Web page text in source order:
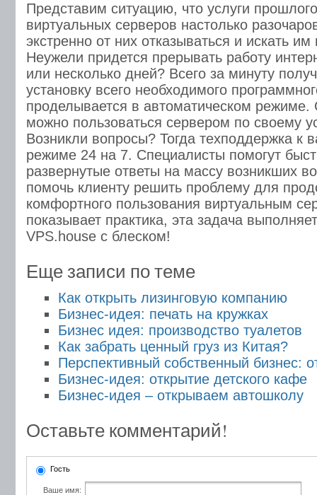
Представим ситуацию, что услуги
виртуальных серверов настолько
экстренно от них отказываться и искать
Неужели придется прерывать работу
или несколько дней? Всего за минуту
установку всего необходимого
проделывается в автоматическом режиме.
можно пользоваться сервером по своему
Возникли вопросы? Тогда техподдержка к
режиме 24 на 7. Специалисты помогут
развернутые ответы на массу возникших
помочь клиенту решить проблему для
комфортного пользования виртуальным
показывает практика, эта задача
VPS.house с блеском!
Еще записи по теме
Как открыть лизинговую компанию
Бизнес-идея: печать на кружках
Бизнес идея: производство туалетов
Как забрать ценный груз из Китая?
Перспективный собственный бизнес:
Бизнес-идея: открытие детского кафе
Бизнес-идея – открываем автошколу
Оставьте комментарий!
Гость
Ваше имя: